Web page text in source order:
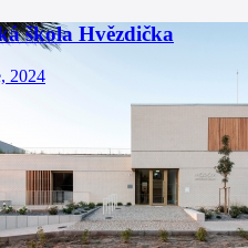
škola Hvězdička
2024